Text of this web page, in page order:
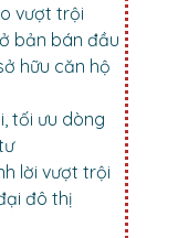
vượt trội
bản bán đầu
hữu căn hộ
tối ưu dòng
lời vượt trội
đô thị